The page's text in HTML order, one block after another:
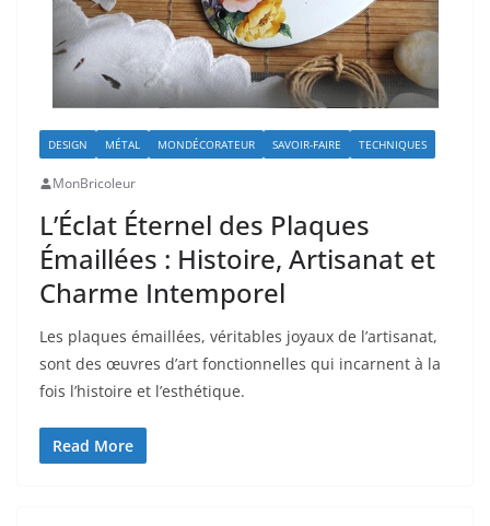
DESIGN MÉTAL MONDÉCORATEUR SAVOIR-FAIRE TECHNIQUES
MonBricoleur
L’Éclat Éternel des Plaques
Émaillées : Histoire, Artisanat et
Charme Intemporel
Les plaques émaillées, véritables joyaux de l’artisanat,
sont des œuvres d’art fonctionnelles qui incarnent à la
fois l’histoire et l’esthétique.
Read More